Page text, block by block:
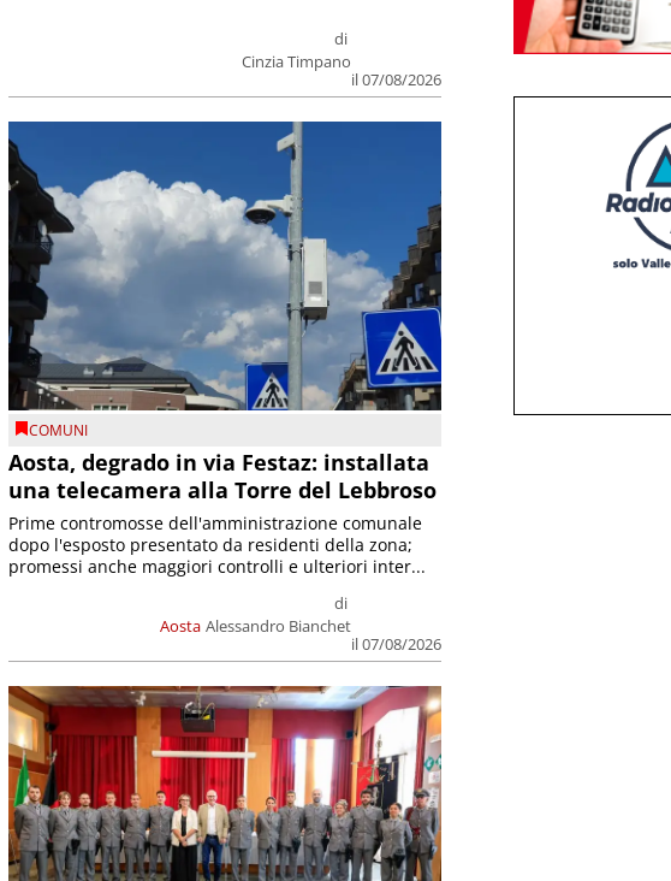
di
Cinzia Timpano
il 07/08/2026
COMUNI
Aosta, degrado in via Festaz: installata
una telecamera alla Torre del Lebbroso
Aosta
di
Alessandro Bianchet
il 07/08/2026
Prime contromosse dell'amministrazione comunale
dopo l'esposto presentato da residenti della zona;
promessi anche maggiori controlli e ulteriori inter...